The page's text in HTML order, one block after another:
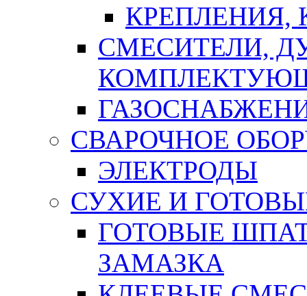
СМЕСИТЕЛИ,
СВАРОЧНОЕ
ЭЛЕКТРОДЫ
СУХИЕ И
ГОТОВЫЕ
ЗАМАЗКА